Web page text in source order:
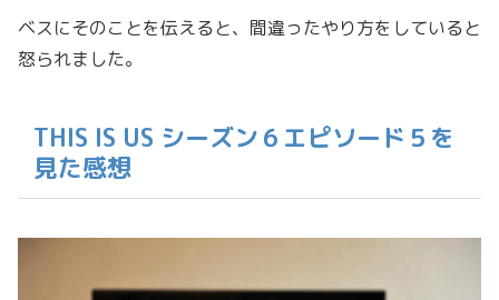
ベスにそのことを伝えると、間違ったやり方をしていると
怒られました。
THIS IS US シーズン６エピソード５を
見た感想